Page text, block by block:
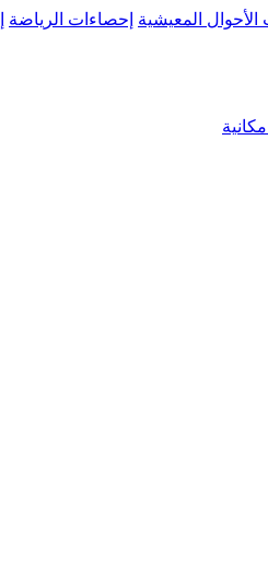
الأحوال المعيشية إحصاءات الرياضة